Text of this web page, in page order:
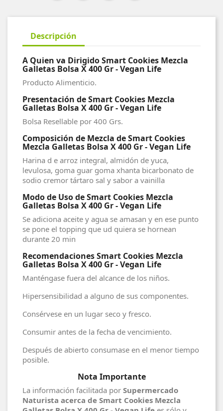
Descripción
A Quien va Dirigido Smart Cookies Mezcla
Galletas Bolsa X 400 Gr - Vegan Life
Producto Alimenticio.
Presentación de Smart Cookies Mezcla
Galletas Bolsa X 400 Gr - Vegan Life
Bolsa Resellable por 400 Grs.
Composición de Mezcla de Smart Cookies
Mezcla Galletas Bolsa X 400 Gr - Vegan Life
Harina d e arroz integral, almidón de yuca,
levulosa, goma guar goma xhanta bicarbonato de
sodio cremor tártaro sal y sabor a vainilla
Modo de Uso de Smart Cookies Mezcla
Galletas Bolsa X 400 Gr - Vegan Life
Se adiciona aceite y agua se amasan y en ese punto
se pone el topping que ud quiera se hornean
durante 20 min
Recomendaciones Smart Cookies Mezcla
Galletas Bolsa X 400 Gr - Vegan Life
Manténgase fuera del alcance de los niños.
Hipersensibilidad a alguno de sus componentes.
Consérvese en un lugar seco y fresco.
Consumir antes de la fecha de vencimiento.
Después de abierto consumase en el menor tiempo
posible.
Nota Importante
La información facilitada por Supermercado
Naturista acerca de Smart Cookies Mezcla